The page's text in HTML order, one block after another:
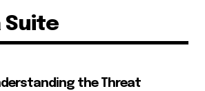
Suite
the Threat